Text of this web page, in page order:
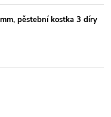
pěstební kostka 3 díry